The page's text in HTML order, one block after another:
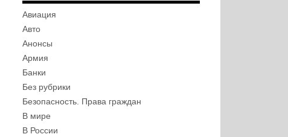
Авиация
Авто
Анонсы
Армия
Банки
Без рубрики
Безопасность. Права граждан
В мире
В России